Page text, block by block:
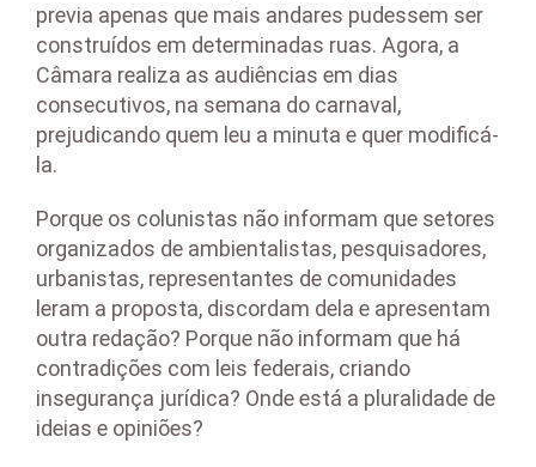
previa apenas que mais andares pudessem ser
construídos em determinadas ruas. Agora, a
Câmara realiza as audiências em dias
consecutivos, na semana do carnaval,
prejudicando quem leu a minuta e quer modificá-
la.
Porque os colunistas não informam que setores
organizados de ambientalistas, pesquisadores,
urbanistas, representantes de comunidades
leram a proposta, discordam dela e apresentam
outra redação? Porque não informam que há
contradições com leis federais, criando
insegurança jurídica? Onde está a pluralidade de
ideias e opiniões?